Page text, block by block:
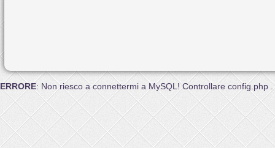
ERRORE: Non riesco a connettermi a MySQL! Controllare config.php .